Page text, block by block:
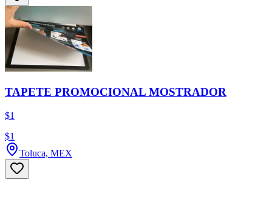
TAPETE PROMOCIONAL MOSTRADOR
$1
$1
Toluca, MEX